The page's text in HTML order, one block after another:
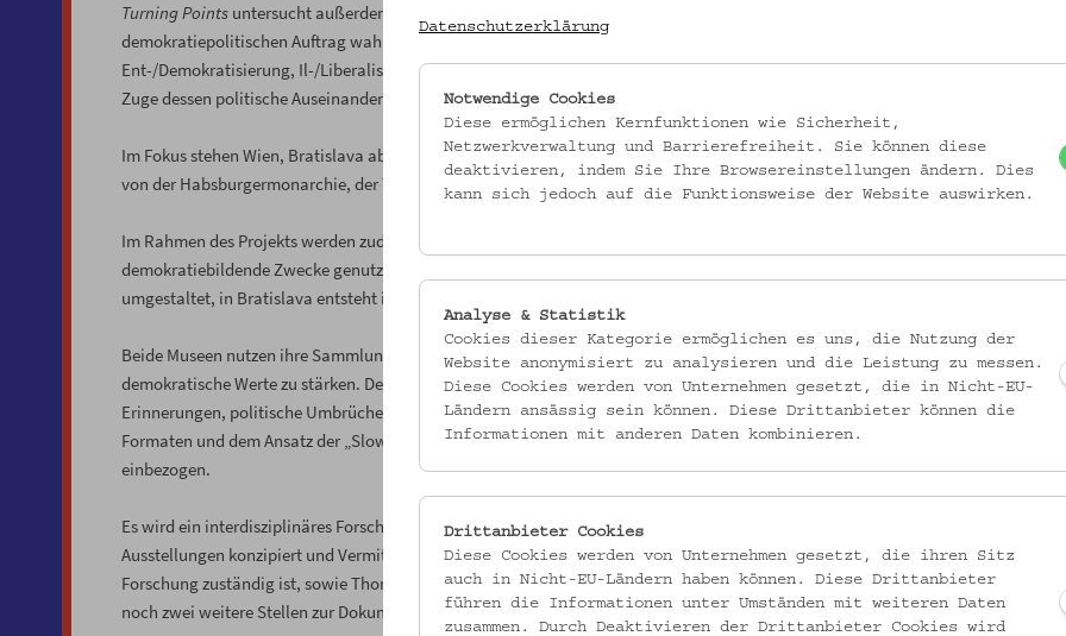
Turning Points untersucht außerdem, wie Museen in politisch angespannten Zeiten zusammenarbeiten können, um ihren
demokratiepolitischen Auftrag wahrzunehmen. Das Ziel ist, sich transnational und überregional zu vernetzen, um Prozesse wie
Ent-/Demokratisierung, Il-/Liberalisierung, Ent-/Faschisierung und vergleichbare gesellschaftliche Entwicklungen zu diskutieren
Zuge dessen politische Auseinandersetzung und kulturelle Teilhabe zu fördern.
Im Fokus stehen Wien, Bratislava aber auch der ländliche Raum, der zwischen den beiden Hauptstädten liegt – eine Region, die
von der Habsburgermonarchie, der Trennung während des Eisernen Vorhangs und der heutigen EU-Mitgliedschaft geprägt ist.
Im Rahmen des Projekts werden zudem zwei sehr unterschiedliche Gebäude revitalisiert und künftig dauerhaft für kulturelle und
demokratiebildende Zwecke genutzt: In Wien wird der Luftschutzbunker im Schönbornpark zu einem vielfältig nutzbaren Public
umgestaltet, in Bratislava entsteht in einem historischen Gebäude eine neue zeitgeschichtliche Ausstellung.
Beide Museen nutzen ihre Sammlungen, Archive und Perspektiven, um gesellschaftliche Entwicklungen verständlich zu
demokratische Werte zu stärken. Der Untersuchungszeitraum – Mitte der 1980er Jahre bis heute – ermöglicht es, individuelle
Erinnerungen, politische Umbrüche und regionale Unterschiede zusammenzuführen. Mit Oral-History-Interviews, partizipativen
Formaten und dem Ansatz der „Slow Memory“ werden unterschiedliche soziale, regionale und generationenspezifische
einbezogen.
Es wird ein interdisziplinäres Forschungsteam aufgestellt, das an der Ergänzung und Digitalisierung der Sammlungen arbeitet,
Ausstellungen konzipiert und Vermittlungsformate durchführt. Darunter sind Ľubica Voľanská, die hauptsächlich für
Forschung zuständig ist, sowie Thomas Trabitsch in erster Linie für den Bereich der Vermittlung und Kommunikation. Ab Juli 2026
noch zwei weitere Stellen zur Dokumentation des Projekts und zur Durchführung der Vermittlungsformate besetzt.
Datenschutzerklärung
Notwendige Cookies
Diese ermöglichen Kernfunktionen wie Sicherheit,
Netzwerkverwaltung und Barrierefreiheit. Sie können diese
deaktivieren, indem Sie Ihre Browsereinstellungen ändern. Dies
kann sich jedoch auf die Funktionsweise der Website auswirken.
Analyse & Statistik
Cookies dieser Kategorie ermöglichen es uns, die Nutzung der
Website anonymisiert zu analysieren und die Leistung zu messen.
Diese Cookies werden von Unternehmen gesetzt, die in Nicht-EU-
Ländern ansässig sein können. Diese Drittanbieter können die
Informationen mit anderen Daten kombinieren.
Drittanbieter Cookies
Diese Cookies werden von Unternehmen gesetzt, die ihren Sitz
auch in Nicht-EU-Ländern haben können. Diese Drittanbieter
führen die Informationen unter Umständen mit weiteren Daten
zusammen. Durch Deaktivieren der Drittanbieter Cookies wird